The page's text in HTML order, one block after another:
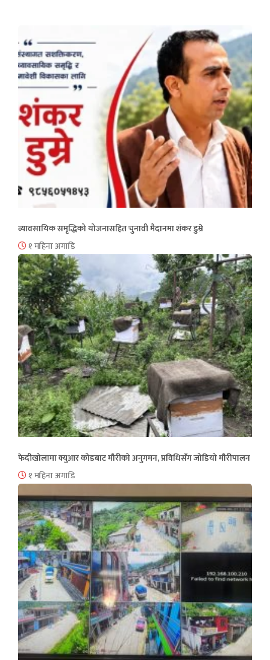
व्यावसायिक समृद्धिको योजनासहित चुनावी मैदानमा शंकर डुम्रे
१ महिना अगाडि
फेदीखोलामा क्युआर कोडबाट मौरीको अनुगमन, प्रविधिसँग जोडियो मौरीपालन
१ महिना अगाडि